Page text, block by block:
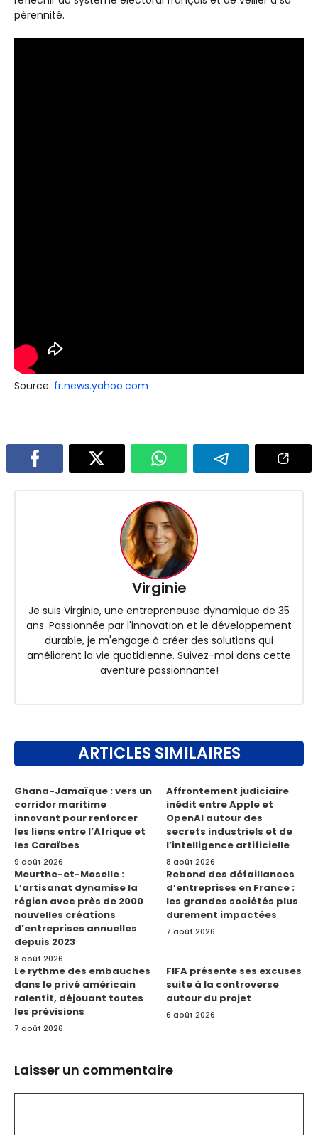
pérennité.
Source: fr.news.yahoo.com
Virginie
Je suis Virginie, une entrepreneuse dynamique de 35
ans. Passionnée par l'innovation et le développement
durable, je m'engage à créer des solutions qui
améliorent la vie quotidienne. Suivez-moi dans cette
aventure passionnante!
ARTICLES SIMILAIRES
Ghana-Jamaïque : vers un
corridor maritime
innovant pour renforcer
les liens entre l’Afrique et
les Caraïbes
9 août 2026
Affrontement judiciaire
inédit entre Apple et
OpenAI autour des
secrets industriels et de
l’intelligence artificielle
8 août 2026
Meurthe-et-Moselle :
L’artisanat dynamise la
région avec près de 2000
nouvelles créations
d’entreprises annuelles
depuis 2023
8 août 2026
Rebond des défaillances
d’entreprises en France :
les grandes sociétés plus
durement impactées
7 août 2026
Le rythme des embauches
dans le privé américain
ralentit, déjouant toutes
les prévisions
7 août 2026
FIFA présente ses excuses
suite à la controverse
autour du projet
6 août 2026
Laisser un commentaire